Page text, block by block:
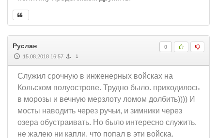
0
Руслан
15.08.2018 16:57 1
Служил срочную в инженерных войсках на
Кольском полуострове. Трудно было. приходилось
в морозы и вечную мерзлоту ломом долбить)))) И
мосты наводить через ручьи, и зимники через
озера обустраивать. Но было интересно служить.
не жалею ни капли. что попал в эти войска.